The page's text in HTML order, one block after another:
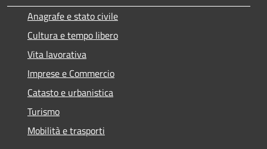
Anagrafe e stato civile
Cultura e tempo libero
Vita lavorativa
Imprese e Commercio
Catasto e urbanistica
Turismo
Mobilità e trasporti